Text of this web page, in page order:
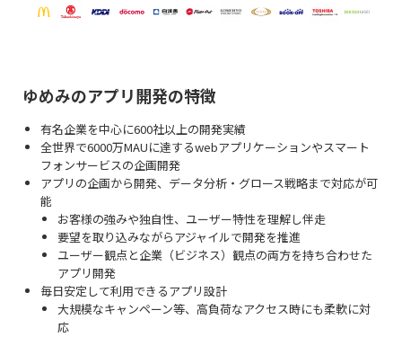
ゆめみのアプリ開発の特徴
有名企業を中心に600社以上の開発実績
全世界で6000万MAUに達するwebアプリケーションやスマート
フォンサービスの企画開発
アプリの企画から開発、データ分析・グロース戦略まで対応が可
能
お客様の強みや独自性、ユーザー特性を理解し伴走
要望を取り込みながらアジャイルで開発を推進
ユーザー観点と企業（ビジネス）観点の両方を持ち合わせた
アプリ開発
毎日安定して利用できるアプリ設計
大規模なキャンペーン等、高負荷なアクセス時にも柔軟に対
応